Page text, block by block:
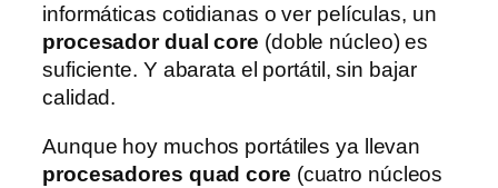
informáticas cotidianas o ver películas, un
procesador dual core (doble núcleo) es
suficiente. Y abarata el portátil, sin bajar
calidad.
Aunque hoy muchos portátiles ya llevan
procesadores quad core (cuatro núcleos